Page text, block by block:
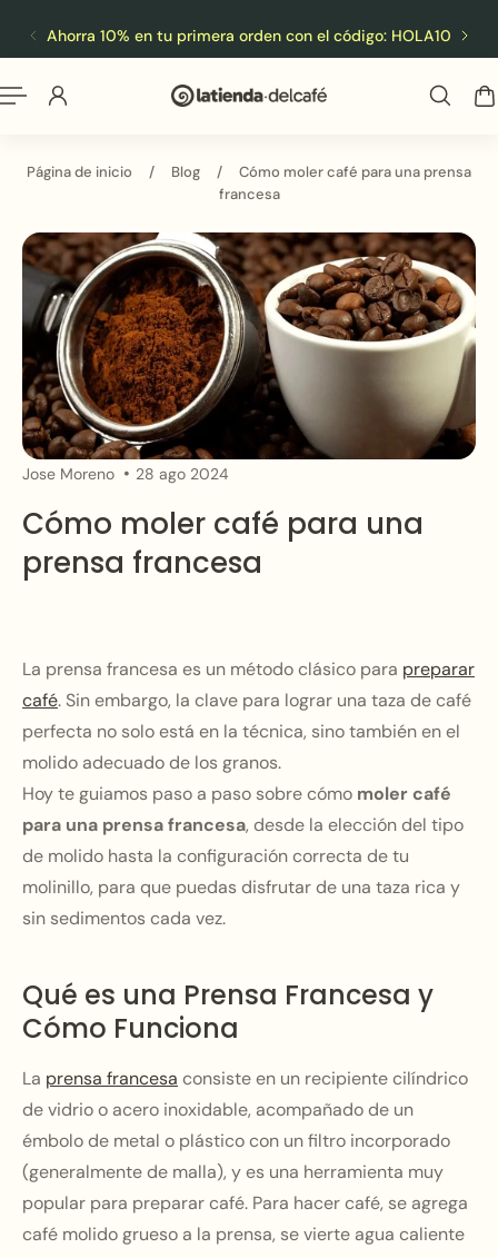
contenido
Ahorra 10% en tu primera orden con el código: HOLA10
Página de inicio / Blog /
Cómo moler café para una prensa
francesa
Jose Moreno 28 ago 2024
Cómo moler café para una
prensa francesa
La prensa francesa es un método clásico para preparar
café. Sin embargo, la clave para lograr una taza de café
perfecta no solo está en la técnica, sino también en el
molido adecuado de los granos.
Hoy te guiamos paso a paso sobre cómo moler café
para una prensa francesa, desde la elección del tipo
de molido hasta la configuración correcta de tu
molinillo, para que puedas disfrutar de una taza rica y
sin sedimentos cada vez.
Qué es una Prensa Francesa y
Cómo Funciona
La prensa francesa consiste en un recipiente cilíndrico
de vidrio o acero inoxidable, acompañado de un
émbolo de metal o plástico con un filtro incorporado
(generalmente de malla), y es una herramienta muy
popular para preparar café. Para hacer café, se agrega
café molido grueso a la prensa, se vierte agua caliente